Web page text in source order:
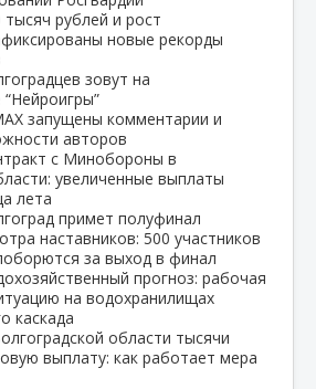
тысяч рублей и рост
новые рекорды
зовут на
запущены комментарии и
авторов
с Минобороны в
увеличенные выплаты
лета
примет полуфинал
наставников: 500 участников
за выход в финал
прогноз: рабочая
на водохранилищах
каскада
области тысячи
выплату: как работает мера